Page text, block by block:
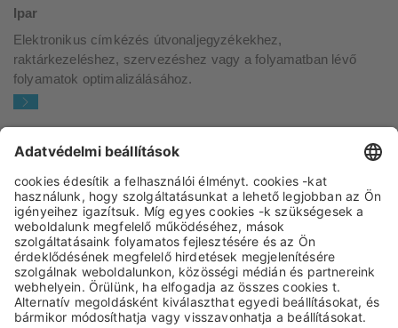
Ipar
Elektronikus címkézés útvonaljegyzékekhez,
raktárkezeléshez, szervezéshez vagy a folyamatban lévő
folyamatok optimalizálásához.